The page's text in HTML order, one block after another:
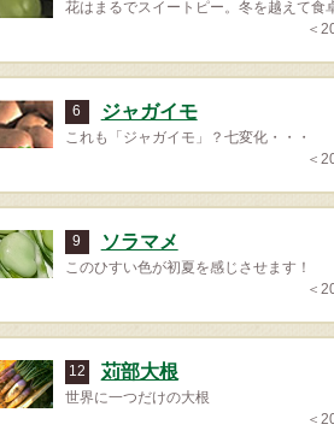
花はまるでスイートピー。冬を越えて食
＜
6 ジャガイモ
これも「ジャガイモ」？七変化・・・
＜
9 ソラマメ
このひすい色が初夏を感じさせます！
＜
12 苅部大根
世界に一つだけの大根
＜